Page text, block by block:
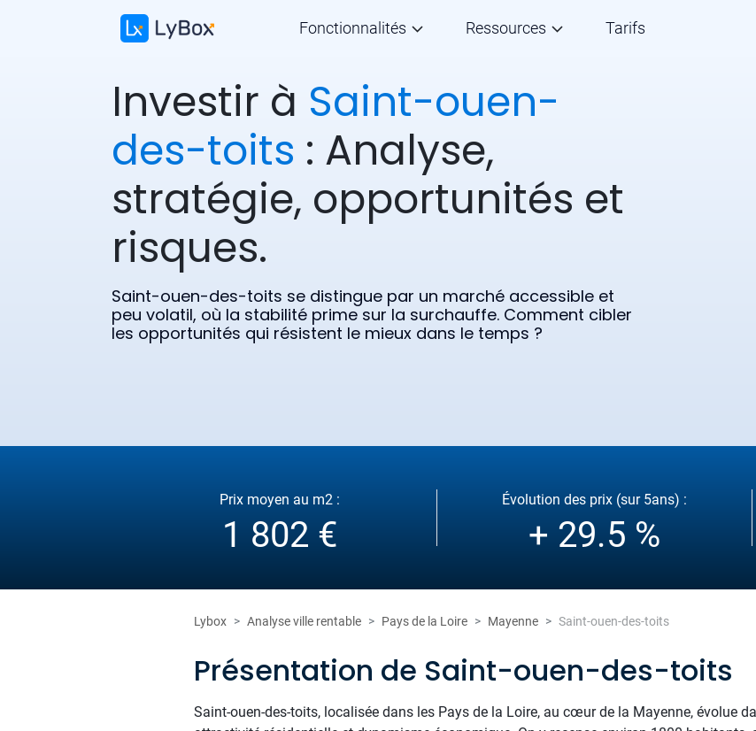
Fonctionnalités Ressources Tarifs
Investir à Saint-ouen-
des-toits : Analyse,
stratégie, opportunités et
risques.
Saint-ouen-des-toits se distingue par un marché accessible et
peu volatil, où la stabilité prime sur la surchauffe. Comment cibler
les opportunités qui résistent le mieux dans le temps ?
Prix moyen au m2 :
1 802 €
Évolution des prix (sur 5ans) :
+ 29.5 %
Lybox Analyse ville rentable Pays de la Loire Mayenne Saint-ouen-des-toits
Présentation de Saint-ouen-des-toits
Saint-ouen-des-toits, localisée dans les Pays de la Loire, au cœur de la Mayenne, évolue